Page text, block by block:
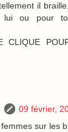
il
ou pour
CLIQUE
09 février,
sur les